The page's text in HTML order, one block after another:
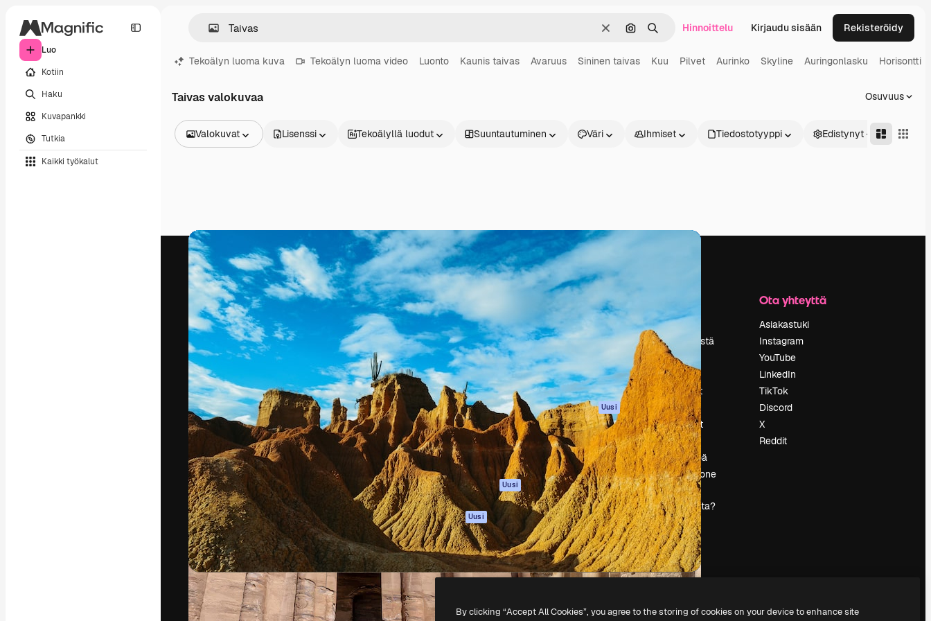
Luo
Kotiin
Haku
Kuvapankki
Tutkia
Kaikki työkalut
SelkeäHae kuvan perusteella
Haku Hinnoittelu Kirjaudu sisään Rekisteröidy
Tekoälyn luoma kuva Tekoälyn luoma video Luonto Kaunis taivas Avaruus Sininen taivas Kuu Pilvet Aurinko Skyline Auringonlasku Horisontti
Taivas valokuvaa Osuvuus
Valokuvat
Videot
Videomateriaali
Liikegrafiikka
Videopohjat
Kuvakkeet
3D mallit
Fontit
Lisenssi Tekoälyllä luodut Suuntautuminen Väri Ihmiset Tiedostotyyppi Edistynyt
Luova alusta parhaiden töidesi
toteuttamiseen. Yli miljoona tilaajaa
luovien alojen ammattilaisten, yritysten,
toimistojen ja studioiden joukossa.
Suomi
Tuotteet
Spaces
Tekoälyavustaja
Tekoälyllä toimiva
kuvageneraattori
Tekoälyllä toimiva
videogeneraattori
Tekoälyllä toimiva
äänigeneraattori
Kuvapankkisisältö
MCP
Claudelle ja
ChatGPT:lle
Uusi
Agentit Uusi
API
Mobiilisovellus
Kaikki Magnific-
työkalut
Aloita
Academy
Dokumentaatio
Tuki
Käyttöehdot
Tietosuojakäytäntö
Alkuperäiset Uusi
Evästepolitiikka
Luottamuskeskus
Kumppanit
Yrityksille
Hinnoittelu
Tietoja meistä
Reviews
Urat
Hakutrendit
Blogi
Tapahtumat
Slidesgo
Myy sisältöä
Lehdistöhuone
Etsitkö
magnific.ai:ta?
Ota yhteyttä
Asiakastuki
Instagram
YouTube
LinkedIn
TikTok
Discord
X
Reddit
By clicking “Accept All Cookies”, you agree to the storing of cookies on your device to enhance site